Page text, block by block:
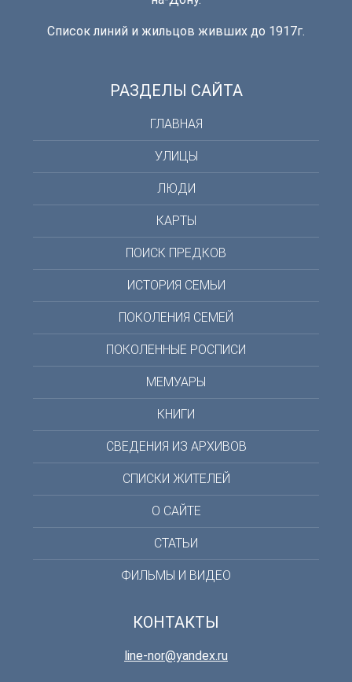
Список линий и жильцов живших до 1917г.
РАЗДЕЛЫ САЙТА
ГЛАВНАЯ
УЛИЦЫ
ЛЮДИ
КАРТЫ
ПОИСК ПРЕДКОВ
ИСТОРИЯ СЕМЬИ
ПОКОЛЕНИЯ СЕМЕЙ
ПОКОЛЕННЫЕ РОСПИСИ
МЕМУАРЫ
КНИГИ
СВЕДЕНИЯ ИЗ АРХИВОВ
СПИСКИ ЖИТЕЛЕЙ
О САЙТЕ
СТАТЬИ
ФИЛЬМЫ И ВИДЕО
КОНТАКТЫ
line-nor@yandex.ru